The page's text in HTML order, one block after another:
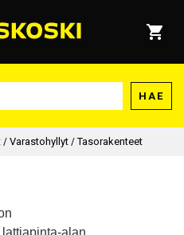
HAE
/ Varastohyllyt /Tasorakenteet